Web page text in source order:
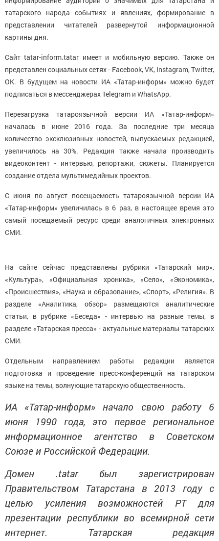
татарского народа событиях и явлениях, формирование в
представлении читателей развернутой информационной
картины дня.
Сайт tatar-inform.tatar имеет и мобильную версию. Также он
представлен социальных сетях - Facebook, VK, Instagram, Twitter,
OK. В будущем на новости ИА «Татар-информ» можно будет
подписаться в мессенджерах Telegram и WhatsApp.
Перезагрузка татароязычной версии ИА «Татар-информ»
началась в июне 2016 года. За последние три месяца
количество эксклюзивных новостей, выпускаемых редакцией,
увеличилось на 30%. Редакция также начала производить
видеоконтент - интервью, репортажи, сюжеты. Планируется
создание отдела мультимедийных проектов.
С июня по август посещаемость татароязычной версии ИА
«Татар-информ» увеличилась в 6 раз, в настоящее время это
самый посещаемый ресурс среди аналогичных электронных
СМИ.
На сайте сейчас представлены рубрики «Татарский мир»,
«Культура», «Официальная хроника», «Село», «Экономика»,
«Происшествия», «Наука и образование», «Спорт», «Религия». В
разделе «Аналитика, обзор» размещаются аналитические
статьи, в рубрике «Беседа» - интервью на разные темы, в
разделе «Татарская пресса» - актуальные материалы татарских
СМИ.
Отдельным направлением работы редакции является
подготовка и проведение пресс-конференций на татарском
языке на темы, волнующие татарскую общественность.
ИА «Татар-информ» начало свою работу 6
июня 1990 года, это первое региональное
информационное агентство в Советском
Союзе и Российской Федерации.
Домен .tatar
был зарегистрирован
Правительством Татарстана в 2013 году с
целью усиления возможностей РТ для
презентации республики во всемирной сети
интернет. Татарская редакция